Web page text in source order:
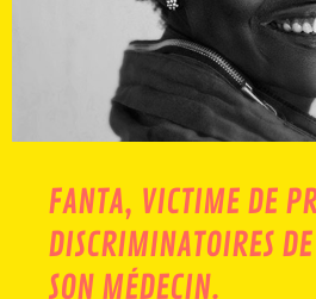
FANTA, VICTIME DE
DISCRIMINATOIRES
SON MÉDECIN.